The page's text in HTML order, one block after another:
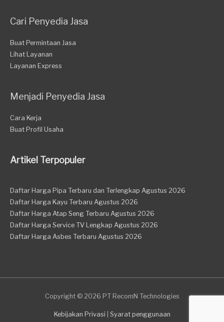
Cari Penyedia Jasa
Buat Permintaan Jasa
Lihat Layanan
Layanan Express
Menjadi Penyedia Jasa
Cara Kerja
Buat Profil Usaha
Artikel Terpopuler
Daftar Harga Pipa Terbaru dan Terlengkap Agustus 2026
Daftar Harga Kayu Terbaru Agustus 2026
Daftar Harga Atap Seng Terbaru Agustus 2026
Daftar Harga Service TV Lengkap Agustus 2026
Daftar Harga Asbes Terbaru Agustus 2026
Copyright © 2026 PT RecomN Technologies
Kebijakan Privasi Syarat penggunaan